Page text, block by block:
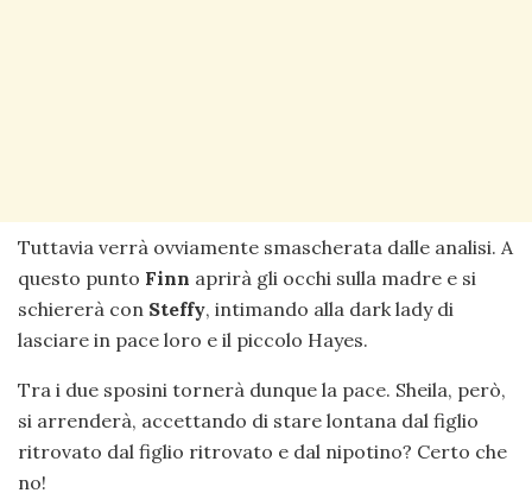
Tuttavia verrà ovviamente smascherata dalle analisi. A
questo punto Finn aprirà gli occhi sulla madre e si
schiererà con Steffy, intimando alla dark lady di
lasciare in pace loro e il piccolo Hayes.
Tra i due sposini tornerà dunque la pace. Sheila, però,
si arrenderà, accettando di stare lontana dal figlio
ritrovato dal figlio ritrovato e dal nipotino? Certo che
no!